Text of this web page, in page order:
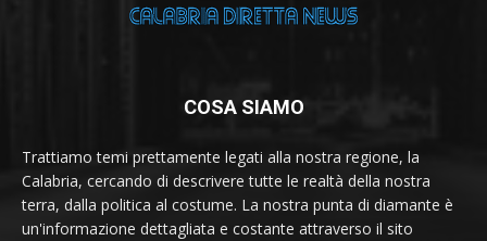
COSA SIAMO
Trattiamo temi prettamente legati alla nostra regione, la
Calabria, cercando di descrivere tutte le realtà della nostra
terra, dalla politica al costume. La nostra punta di diamante è
un'informazione dettagliata e costante attraverso il sito